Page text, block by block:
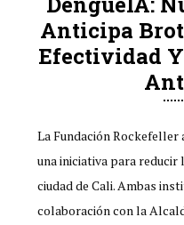
Anticipa
Efectividad Y
La Fundación Rockefeller
una iniciativa para reducir
ciudad de Cali. Ambas
colaboración con la